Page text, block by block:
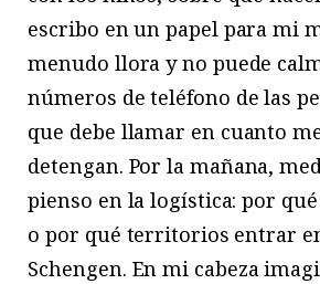
escribo en un papel para mi
menudo llora y no puede
números de teléfono de las
que debe llamar en cuanto
detengan. Por la mañana,
pienso en la logística: por
o por qué territorios entrar
Schengen. En mi cabeza